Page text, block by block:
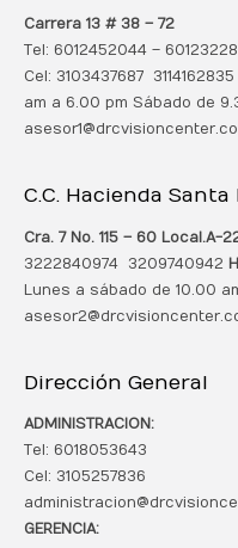
Carrera 13 # 38 – 72
Tel: 6012452044 –
Cel: 3103437687 3114162835
am a 6.00 pm Sábado de
C.C. Hacienda Santa
Cra. 7 No. 115 – 60 Local.A-
3222840974 3209740942
Lunes a sábado de 10.00
Dirección General
ADMINISTRACION:
Tel: 6018053643
Cel: 3105257836
GERENCIA: